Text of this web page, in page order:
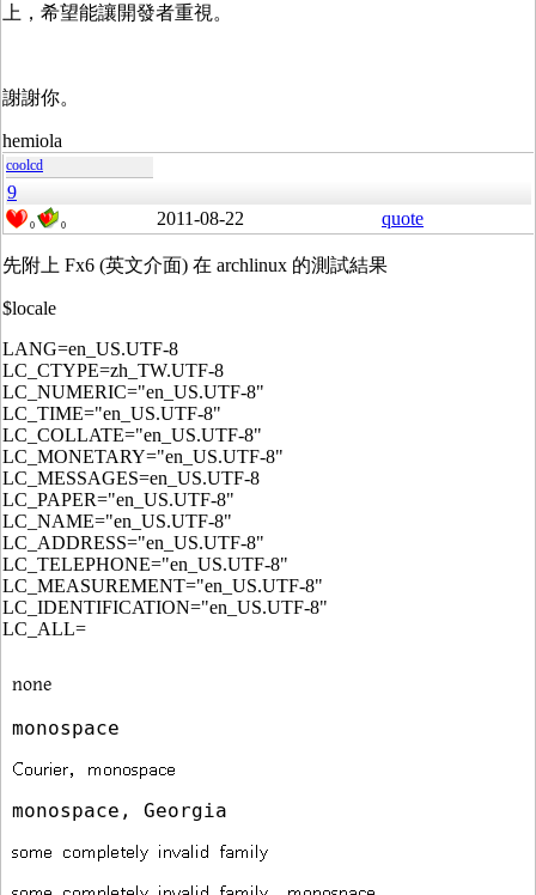
上，希望能讓開發者重視。
謝謝你。
hemiola
coolcd
9
0 0 2011-08-22 quote
先附上 Fx6 (英文介面) 在 archlinux 的測試結果
$locale
LANG=en_US.UTF-8
LC_CTYPE=zh_TW.UTF-8
LC_NUMERIC="en_US.UTF-8"
LC_TIME="en_US.UTF-8"
LC_COLLATE="en_US.UTF-8"
LC_MONETARY="en_US.UTF-8"
LC_MESSAGES=en_US.UTF-8
LC_PAPER="en_US.UTF-8"
LC_NAME="en_US.UTF-8"
LC_ADDRESS="en_US.UTF-8"
LC_TELEPHONE="en_US.UTF-8"
LC_MEASUREMENT="en_US.UTF-8"
LC_IDENTIFICATION="en_US.UTF-8"
LC_ALL=